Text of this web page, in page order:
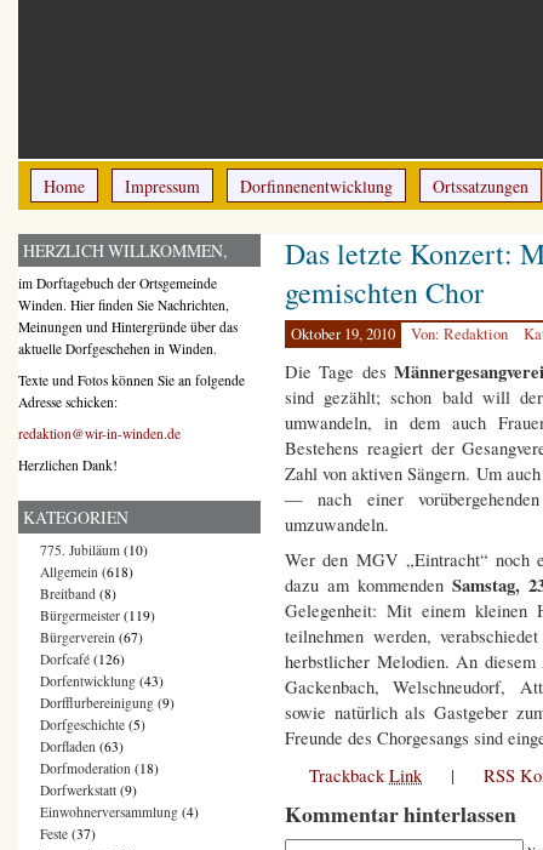
Home Impressum Dorfinnenentwicklung Ortssatzungen
Das letzte Konzert:
gemischten Chor
Oktober 19, 2010 Von: Redaktion
Die Tage des
sind gezählt; schon bald will
umwandeln, in dem auch
Bestehens reagiert der
Zahl von aktiven Sängern. Um
— nach einer
umzuwandeln.
Wer den MGV „Eintracht“ noch
dazu am kommendenSamstag,
Gelegenheit: Mit einem kleinen
teilnehmen werden,
herbstlicher Melodien. An
Gackenbach, Welschneudorf,
sowie natürlich als Gastgeber
Freunde des Chorgesangs sind
TrackbackLink | RSS
Kommentar hinterlassen
HERZLICH WILLKOMMEN,
im Dorftagebuch der Ortsgemeinde
Winden. Hier finden Sie Nachrichten,
Meinungen und Hintergründe über das
aktuelle Dorfgeschehen in Winden.
Texte und Fotos können Sie an folgende
Adresse schicken:
redaktion@wir-in-winden.de
Herzlichen Dank!
KATEGORIEN
775. Jubiläum (10)
Allgemein (618)
Breitband (8)
Bürgermeister (119)
Bürgerverein (67)
Dorfcafé (126)
Dorfentwicklung (43)
Dorfflurbereinigung (9)
Dorfgeschichte (5)
Dorfladen (63)
Dorfmoderation (18)
Dorfwerkstatt (9)
Einwohnerversammlung (4)
Feste (37)